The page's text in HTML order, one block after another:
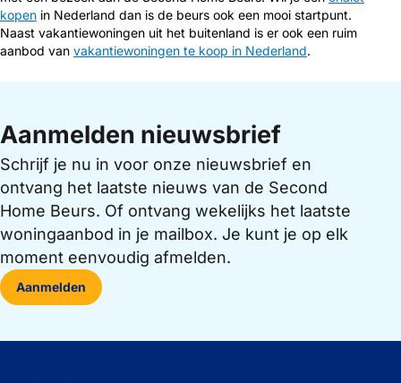
kopen in Nederland dan is de beurs ook een mooi startpunt.
Naast vakantiewoningen uit het buitenland is er ook een ruim
aanbod van vakantiewoningen te koop in Nederland.
Aanmelden nieuwsbrief
Schrijf je nu in voor onze nieuwsbrief en
ontvang het laatste nieuws van de Second
Home Beurs. Of ontvang wekelijks het laatste
woningaanbod in je mailbox. Je kunt je op elk
moment eenvoudig afmelden.
Aanmelden